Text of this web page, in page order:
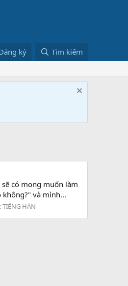
ký Tìm kiếm
có mong muốn làm
và mình...
TIẾNG HÀN